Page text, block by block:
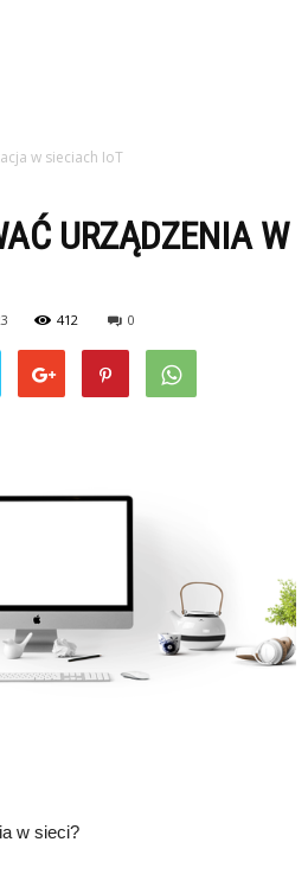
w sieciach IoT
URZĄDZENIA W
412 0
w sieci?